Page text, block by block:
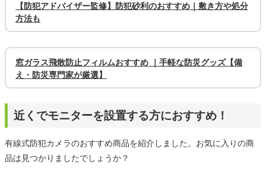
【防犯アドバイザー監修】防犯砂利のおすすめ｜敷き方や処分
方法も
窓ガラス飛散防止フィルムおすすめ ｜手軽な防災グッズ【備
え・防災専門家が厳選】
近くでモニターを設置する方におすすめ！
有線式防犯カメラのおすすめ商品を紹介しました。お気に入りの商
品は見つかりましたでしょうか？